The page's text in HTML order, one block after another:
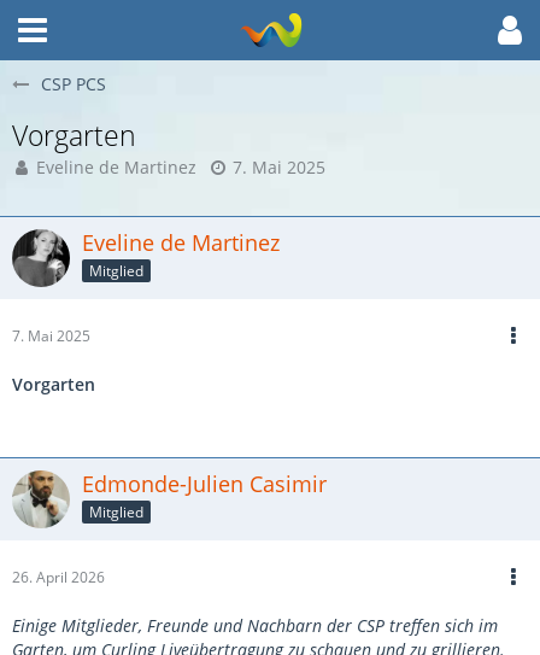
CSP PCS
Vorgarten
Eveline de Martinez 7. Mai 2025
Eveline de Martinez
Mitglied
7. Mai 2025
Vorgarten
Edmonde-Julien Casimir
Mitglied
26. April 2026
Einige Mitglieder, Freunde und Nachbarn der CSP treffen sich im
Garten, um Curling Liveübertragung zu schauen und zu grillieren.